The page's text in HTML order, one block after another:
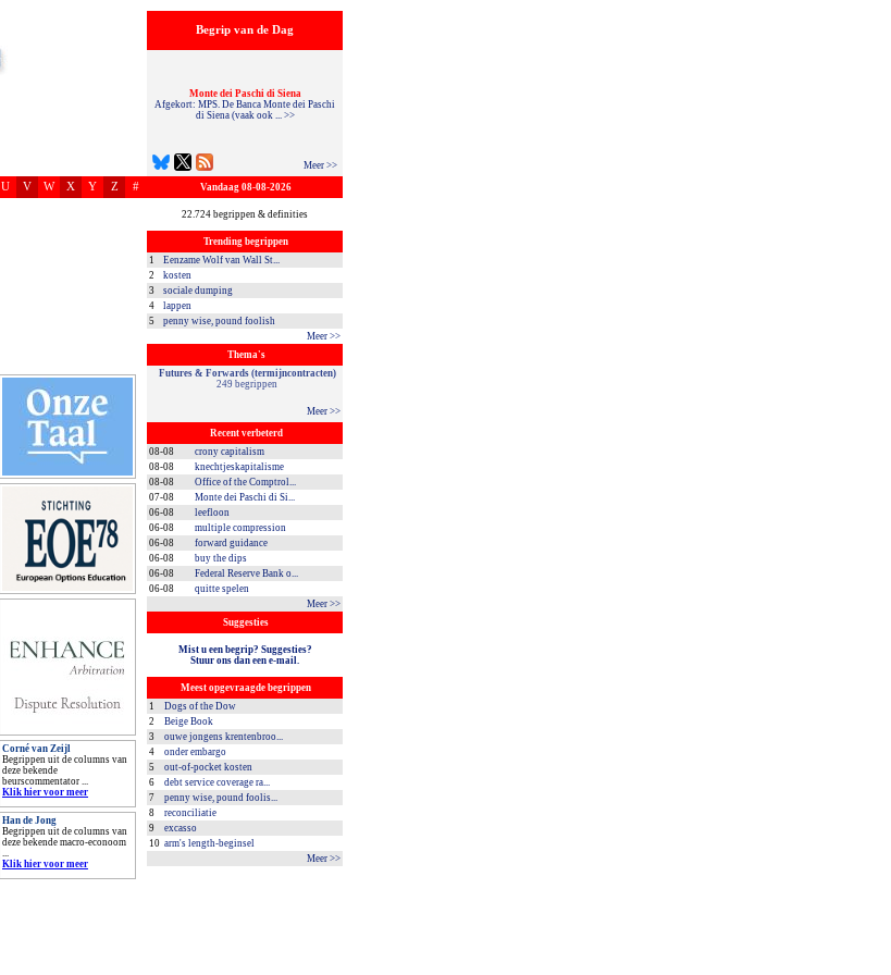
U V W X Y Z #
Begrip van de Dag
Meer >>
Monte dei Paschi di Siena
Afgekort: MPS. De Banca Monte dei Paschi
di Siena (vaak ook ... >>
Vandaag 08-08-2026
22.724 begrippen & definities
Trending begrippen
1
Eenzame Wolf van Wall St...
2
kosten
3
sociale dumping
4
lappen
5
penny wise, pound foolish
Meer >>
Thema's
Futures & Forwards (termijncontracten)
249 begrippen
Meer >>
Recent verbeterd
08-08
crony capitalism
08-08
knechtjeskapitalisme
08-08
Office of the Comptrol...
07-08
Monte dei Paschi di Si...
06-08
leefloon
06-08
multiple compression
06-08
forward guidance
06-08
buy the dips
06-08
Federal Reserve Bank o...
06-08
quitte spelen
Meer >>
Suggesties
Mist u een begrip? Suggesties?
Stuur ons dan een e-mail.
Meest opgevraagde begrippen
1
Dogs of the Dow
2
Beige Book
3
ouwe jongens krentenbroo...
4
onder embargo
5
out-of-pocket kosten
6
debt service coverage ra...
7
penny wise, pound foolis...
8
reconciliatie
9
excasso
10 arm's length-beginsel
Meer >>
Corné van Zeijl
Begrippen uit de columns van
deze bekende
beurscommentator ...
Klik hier voor meer
Han de Jong
Begrippen uit de columns van
deze bekende macro-econoom
...
Klik hier voor meer